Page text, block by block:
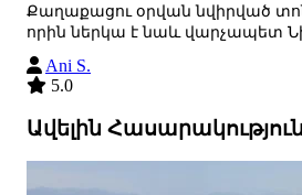
Քաղաքացու օրվան նվիրված
որին ներկա է նաև վարչապետ
Ani S.
5.0
Ավելին